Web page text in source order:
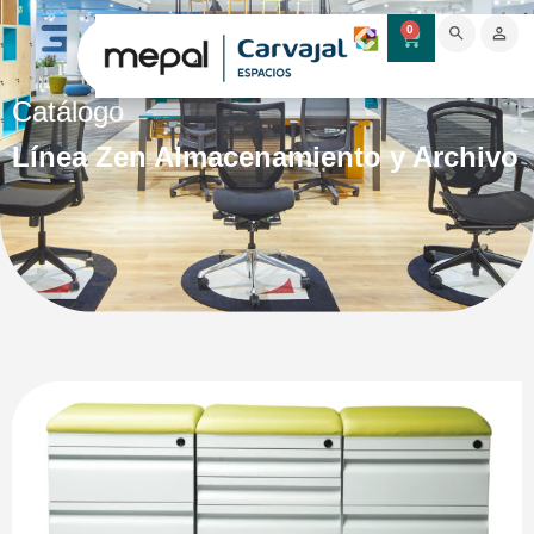
0
Catálogo
Línea Zen Almacenamiento y Archivo
modula con todas las líneas de mesas y división
de oficinas de Mepal.